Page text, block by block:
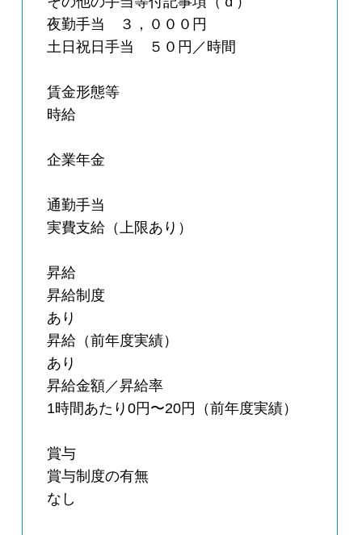
夜勤手当 ３，０００円
土日祝日手当 ５０円／時間
賃金形態等
時給
企業年金
通勤手当
実費支給（上限あり）
昇給
昇給制度
あり
昇給（前年度実績）
あり
昇給金額／昇給率
1時間あたり0円〜20円（前年度実績）
賞与
賞与制度の有無
なし